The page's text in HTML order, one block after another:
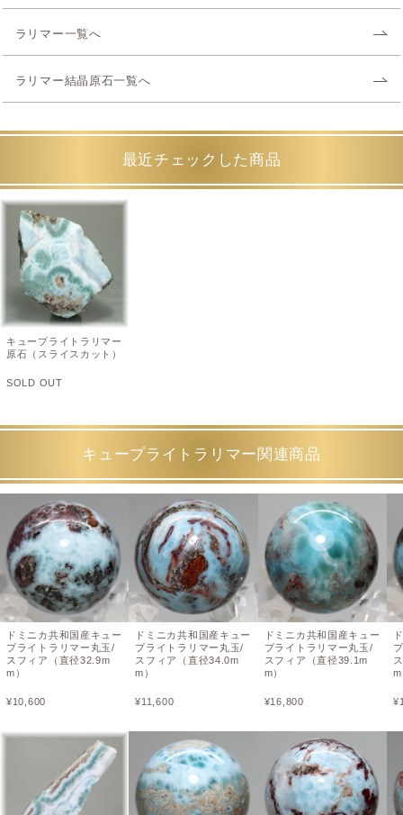
ラリマー一覧へ
ラリマー結晶原石一覧へ
最近チェックした商品
キュープライトラリマー
原石（スライスカット）
SOLD OUT
キュープライトラリマー関連商品
ドミニカ共和国産キュー
プライトラリマー丸玉/
スフィア（直径32.9m
m）
¥10,600
ドミニカ共和国産キュー
プライトラリマー丸玉/
スフィア（直径34.0m
m）
¥11,600
ドミニカ共和国産キュー
プライトラリマー丸玉/
スフィア（直径39.1m
m）
¥16,800 ¥